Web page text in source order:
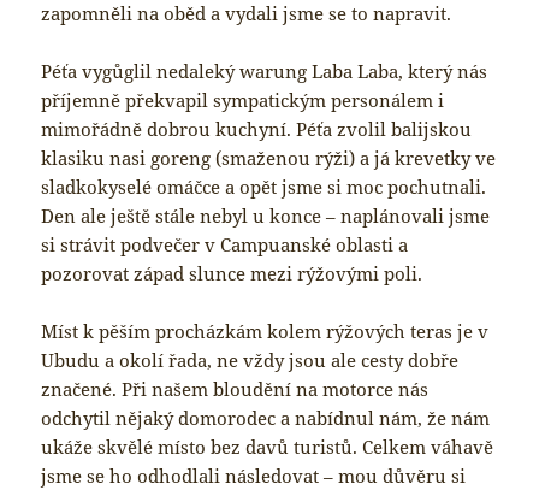
zapomněli na oběd a vydali jsme se to napravit.
Péťa vygůglil nedaleký warung Laba Laba, který nás
příjemně překvapil sympatickým personálem i
mimořádně dobrou kuchyní. Péťa zvolil balijskou
klasiku nasi goreng (smaženou rýži) a já krevetky ve
sladkokyselé omáčce a opět jsme si moc pochutnali.
Den ale ještě stále nebyl u konce – naplánovali jsme
si strávit podvečer v Campuanské oblasti a
pozorovat západ slunce mezi rýžovými poli.
Míst k pěším procházkám kolem rýžových teras je v
Ubudu a okolí řada, ne vždy jsou ale cesty dobře
značené. Při našem bloudění na motorce nás
odchytil nějaký domorodec a nabídnul nám, že nám
ukáže skvělé místo bez davů turistů. Celkem váhavě
jsme se ho odhodlali následovat – mou důvěru si